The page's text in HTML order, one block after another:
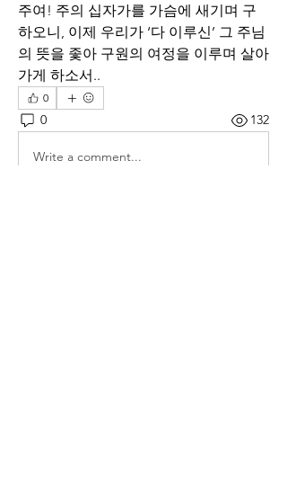
주여! 주의 십자가를 가슴에 새기며 구
하오니, 이제 우리가 ‘다 이루신’ 그 주님
의 뜻을 좇아 구원의 여정을 이루며 살아
가게 하소서..
0
0 132
Write a comment...